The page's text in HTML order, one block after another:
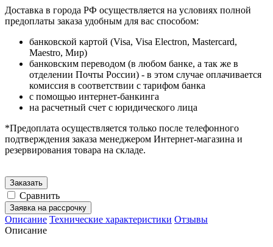
Доставка в города РФ осуществляется на условиях полной
предоплаты заказа удобным для вас способом:
банковской картой (Visa, Visa Electron, Mastercard,
Maestro, Мир)
банковским переводом (в любом банке, а так же в
отделении Почты России) - в этом случае оплачивается
комиссия в соответствии с тарифом банка
с помощью интернет-банкинга
на расчетный счет с юридического лица
*Предоплата осуществляется только после телефонного
подтверждения заказа менеджером Интернет-магазина и
резервирования товара на складе.
Заказать
Сравнить
Заявка на рассрочку
Описание Технические характеристики Отзывы
Описание